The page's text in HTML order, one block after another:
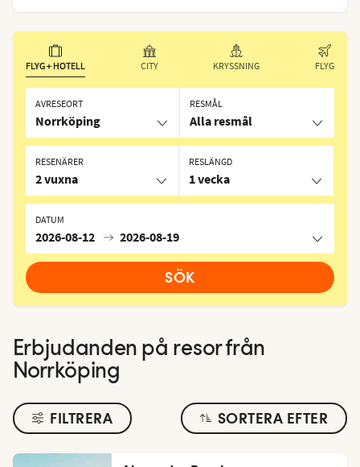
FLYG + HOTELL CITY KRYSSNING FLYG
AVRESEORT
Norrköping
RESMÅL
Alla resmål
RESLÄNGD
1 vecka
DATUM
2026-08-12 2026-08-19
RESENÄRER
2 vuxna
SÖK
Erbjudanden på resor från
Norrköping
FILTRERA SORTERA EFTER